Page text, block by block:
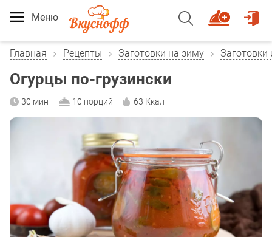
Меню
Главная Рецепты Заготовки на зиму Заготовки
Огурцы по-грузински
30 мин 10 порций 63 Ккал